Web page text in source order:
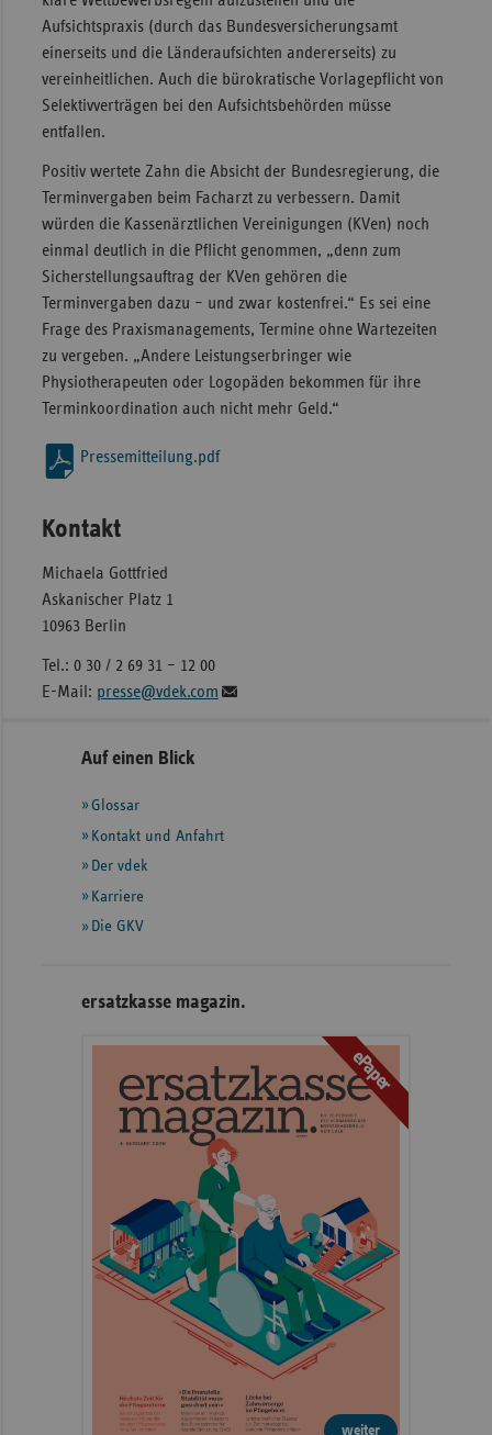
Aufsichtspraxis (durch das Bundesversicherungsamt
einerseits und die Länderaufsichten andererseits) zu
vereinheitlichen. Auch die bürokratische Vorlagepflicht von
Selektivverträgen bei den Aufsichtsbehörden müsse
entfallen.
Positiv wertete Zahn die Absicht der Bundesregierung, die
Terminvergaben beim Facharzt zu verbessern. Damit
würden die Kassenärztlichen Vereinigungen (KVen) noch
einmal deutlich in die Pflicht genommen, „denn zum
Sicherstellungsauftrag der KVen gehören die
Terminvergaben dazu – und zwar kostenfrei.“ Es sei eine
Frage des Praxismanagements, Termine ohne Wartezeiten
zu vergeben. „Andere Leistungserbringer wie
Physiotherapeuten oder Logopäden bekommen für ihre
Terminkoordination auch nicht mehr Geld.“
Pressemitteilung.pdf
Kontakt
Michaela Gottfried
Askanischer Platz 1
10963 Berlin
Tel.: 0 30 / 2 69 31 – 12 00
E-Mail: presse@vdek.com
Seitennavigation
Seitenleiste
weiteren
Informationen
Auf einen Blick
Glossar
Kontakt und Anfahrt
Der vdek
Karriere
Die GKV
ersatzkasse magazin.
ePaper
weiter